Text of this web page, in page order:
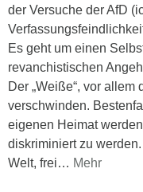
der Versuche der AfD
Es geht um einen
revanchistischen
Der „Weiße“, vor allem
verschwinden.
eigenen Heimat
diskriminiert zu
Welt, frei… Mehr